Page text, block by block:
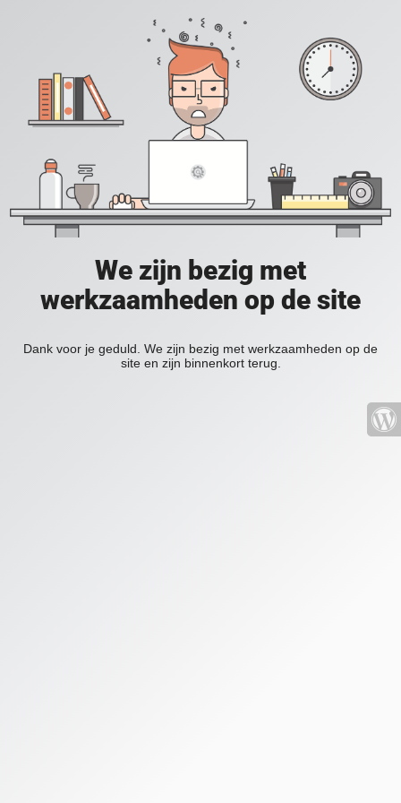
We zijn bezig met
werkzaamheden op de site
Dank voor je geduld. We zijn bezig met werkzaamheden op de
site en zijn binnenkort terug.